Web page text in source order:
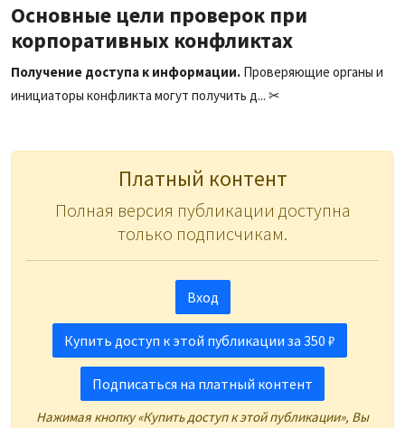
Основные цели проверок при
корпоративных конфликтах
Получение доступа к информации. Проверяющие органы и
инициаторы конфликта могут получить д... ✂
Платный контент
Полная версия публикации доступна
только подписчикам.
Вход
Купить доступ к этой публикации за 350 ₽
Подписаться на платный контент
Нажимая кнопку «Купить доступ к этой публикации», Вы